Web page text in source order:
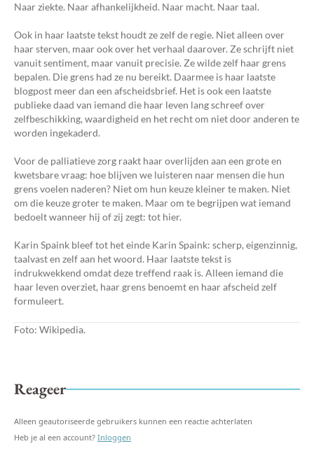
Naar ziekte. Naar afhankelijkheid. Naar macht. Naar taal.
Ook in haar laatste tekst houdt ze zelf de regie. Niet alleen over
haar sterven, maar ook over het verhaal daarover. Ze schrijft niet
vanuit sentiment, maar vanuit precisie. Ze wilde zelf haar grens
bepalen. Die grens had ze nu bereikt. Daarmee is haar laatste
blogpost meer dan een afscheidsbrief. Het is ook een laatste
publieke daad van iemand die haar leven lang schreef over
zelfbeschikking, waardigheid en het recht om niet door anderen te
worden ingekaderd.
Voor de palliatieve zorg raakt haar overlijden aan een grote en
kwetsbare vraag: hoe blijven we luisteren naar mensen die hun
grens voelen naderen? Niet om hun keuze kleiner te maken. Niet
om die keuze groter te maken. Maar om te begrijpen wat iemand
bedoelt wanneer hij of zij zegt: tot hier.
Karin Spaink bleef tot het einde Karin Spaink: scherp, eigenzinnig,
taalvast en zelf aan het woord. Haar laatste tekst is
indrukwekkend omdat deze treffend raak is. Alleen iemand die
haar leven overziet, haar grens benoemt en haar afscheid zelf
formuleert.
Foto: Wikipedia.
Reageer
Alleen geautoriseerde gebruikers kunnen een reactie achterlaten
Heb je al een account? Inloggen